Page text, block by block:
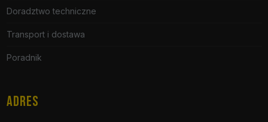
Doradztwo techniczne
Transport i dostawa
Poradnik
ADRES